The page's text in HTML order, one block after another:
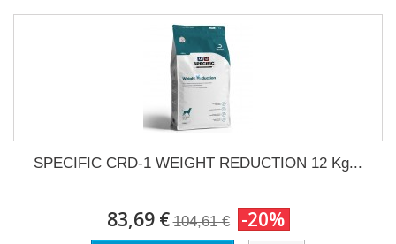
SPECIFIC CRD-1 WEIGHT REDUCTION 12 Kg...
83,69 € 104,61 € -20%